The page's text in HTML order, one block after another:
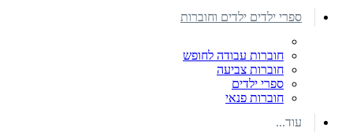
ספרי ילדים ילדים וחוברות
חוברות עבודה לחופש
חוברות צביעה
ספרי ילדים
חוברות פנאי
עוד...